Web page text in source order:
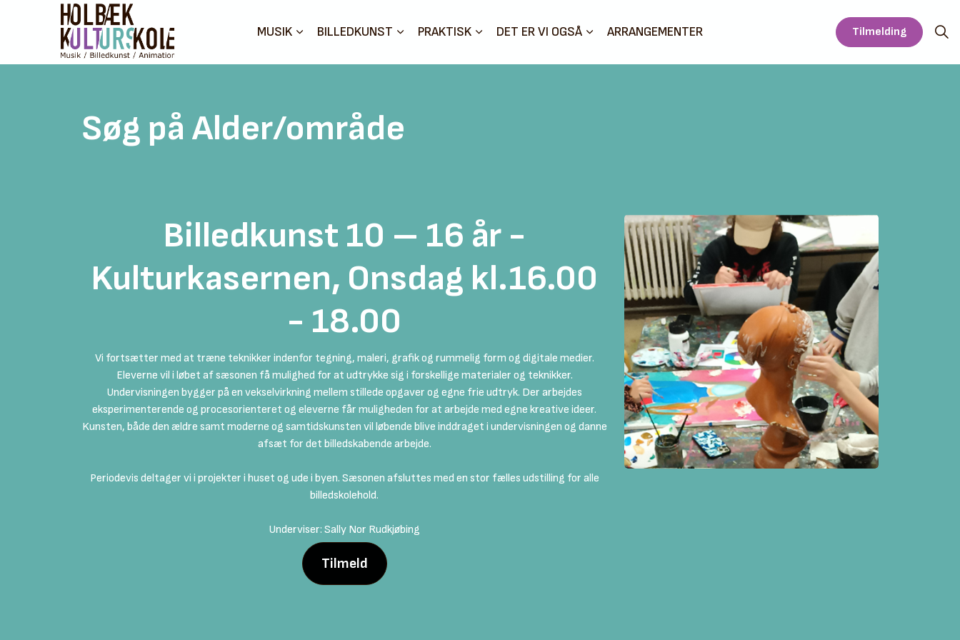
MUSIK BILLEDKUNST PRAKTISK DET ER VI OGSÅ ARRANGEMENTER Tilmelding
Søg på Alder/område
Billedkunst 10 – 16 år -
Kulturkasernen, Onsdag kl.16.00
- 18.00
Vi fortsætter med at træne teknikker indenfor tegning, maleri, grafik og rummelig form og digitale medier.
Eleverne vil i løbet af sæsonen få mulighed for at udtrykke sig i forskellige materialer og teknikker.
Undervisningen bygger på en vekselvirkning mellem stillede opgaver og egne frie udtryk. Der arbejdes
eksperimenterende og procesorienteret og eleverne får muligheden for at arbejde med egne kreative ideer.
Kunsten, både den ældre samt moderne og samtidskunsten vil løbende blive inddraget i undervisningen og danne
afsæt for det billedskabende arbejde.
Periodevis deltager vi i projekter i huset og ude i byen. Sæsonen afsluttes med en stor fælles udstilling for alle
billedskolehold.
Underviser: Sally Nor Rudkjøbing
Tilmeld